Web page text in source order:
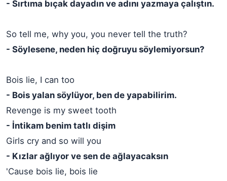
- Sırtıma bıçak dayadın ve adını yazmaya çalıştın.
So tell me, why you, you never tell the truth?
- Söylesene, neden hiç doğruyu söylemiyorsun?
Bois lie, I can too
- Bois yalan söylüyor, ben de yapabilirim.
Revenge is my sweet tooth
- İntikam benim tatlı dişim
Girls cry and so will you
- Kızlar ağlıyor ve sen de ağlayacaksın
'Cause bois lie, bois lie